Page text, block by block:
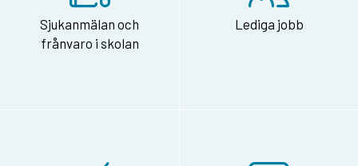
Sjukanmälan och
frånvaro i skolan
Lediga jobb